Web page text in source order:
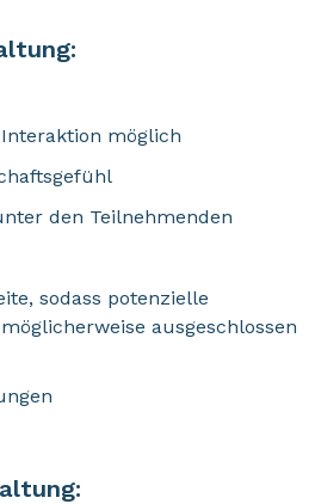
möglich
den Teilnehmenden
sodass potenzielle
ausgeschlossen